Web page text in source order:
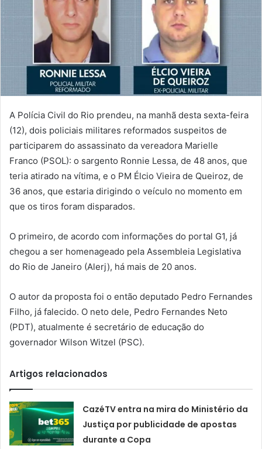
A Polícia Civil do Rio prendeu, na manhã desta sexta-feira
(12), dois policiais militares reformados suspeitos de
participarem do assassinato da vereadora Marielle
Franco (PSOL): o sargento Ronnie Lessa, de 48 anos, que
teria atirado na vítima, e o PM Élcio Vieira de Queiroz, de
36 anos, que estaria dirigindo o veículo no momento em
que os tiros foram disparados.
O primeiro, de acordo com informações do portal G1, já
chegou a ser homenageado pela Assembleia Legislativa
do Rio de Janeiro (Alerj), há mais de 20 anos.
O autor da proposta foi o então deputado Pedro Fernandes
Filho, já falecido. O neto dele, Pedro Fernandes Neto
(PDT), atualmente é secretário de educação do
governador Wilson Witzel (PSC).
Artigos relacionados
CazéTV entra na mira do Ministério da
Justiça por publicidade de apostas
durante a Copa